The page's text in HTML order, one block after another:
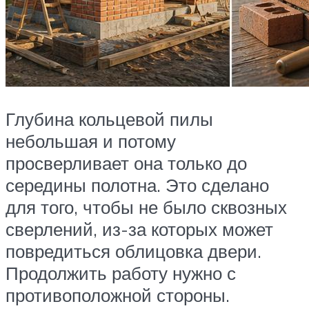
Глубина кольцевой пилы
небольшая и потому
просверливает она только до
середины полотна. Это сделано
для того, чтобы не было сквозных
сверлений, из-за которых может
повредиться облицовка двери.
Продолжить работу нужно с
противоположной стороны.